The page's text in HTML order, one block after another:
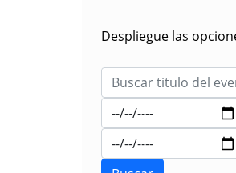
Despliegue las